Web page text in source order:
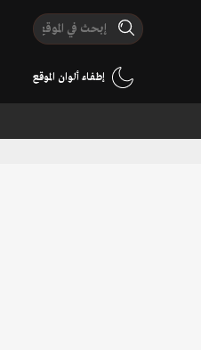
إطفاء ألوان الموقع